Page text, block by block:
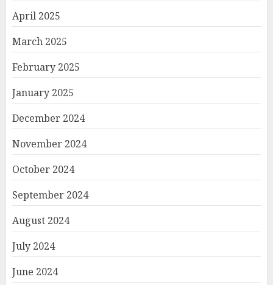
April 2025
March 2025
February 2025
January 2025
December 2024
November 2024
October 2024
September 2024
August 2024
July 2024
June 2024